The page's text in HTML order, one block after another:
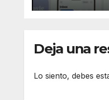
Deja una
Lo siento, debes